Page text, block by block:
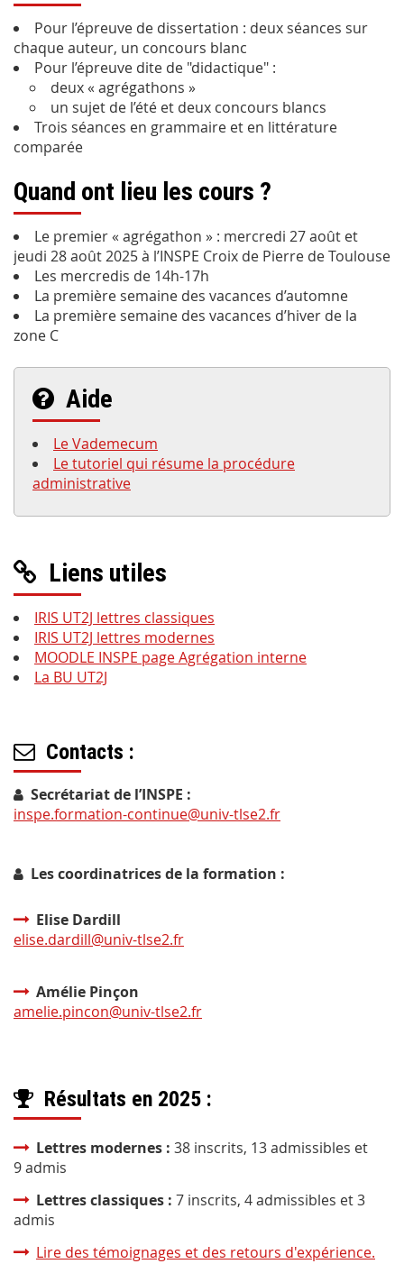
Pour l’épreuve de dissertation : deux séances sur
chaque auteur, un concours blanc
Pour l’épreuve dite de "didactique" :
deux « agrégathons »
un sujet de l’été et deux concours blancs
Trois séances en grammaire et en littérature
comparée
Quand ont lieu les cours ?
Le premier « agrégathon » : mercredi 27 août et
jeudi 28 août 2025 à l’INSPE Croix de Pierre de Toulouse
Les mercredis de 14h-17h
La première semaine des vacances d’automne
La première semaine des vacances d’hiver de la
zone C
Aide
Le Vademecum
Le tutoriel qui résume la procédure
administrative
Liens utiles
IRIS UT2J lettres classiques
IRIS UT2J lettres modernes
MOODLE INSPE page Agrégation interne
La BU UT2J
Contacts :
Secrétariat de l’INSPE :
inspe.formation-continue@univ-tlse2.fr
Les coordinatrices de la formation :
Elise Dardill
elise.dardill@univ-tlse2.fr
Amélie Pinçon
amelie.pincon@univ-tlse2.fr
Résultats en 2025 :
Lettres modernes : 38 inscrits, 13 admissibles et
9 admis
Lettres classiques : 7 inscrits, 4 admissibles et 3
admis
Lire des témoignages et des retours d'expérience.